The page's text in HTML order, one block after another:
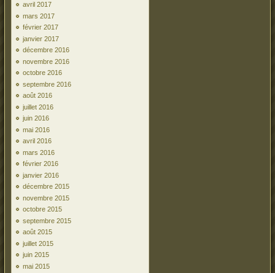
avril 2017
mars 2017
février 2017
janvier 2017
décembre 2016
novembre 2016
octobre 2016
septembre 2016
août 2016
juillet 2016
juin 2016
mai 2016
avril 2016
mars 2016
février 2016
janvier 2016
décembre 2015
novembre 2015
octobre 2015
septembre 2015
août 2015
juillet 2015
juin 2015
mai 2015